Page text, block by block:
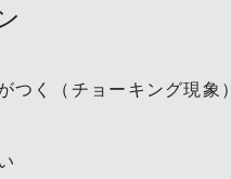
つく（チョーキング現象）